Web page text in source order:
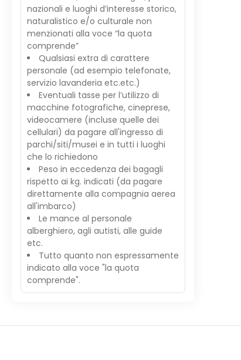
nazionali e luoghi d’interesse storico,
naturalistico e/o culturale non
menzionati alla voce “la quota
comprende”
Qualsiasi extra di carattere
personale (ad esempio telefonate,
servizio lavanderia etc.etc.)
Eventuali tasse per l’utilizzo di
macchine fotografiche, cineprese,
videocamere (incluse quelle dei
cellulari) da pagare all'ingresso di
parchi/siti/musei e in tutti i luoghi
che lo richiedono
Peso in eccedenza dei bagagli
rispetto ai kg. indicati (da pagare
direttamente alla compagnia aerea
all'imbarco)
Le mance al personale
alberghiero, agli autisti, alle guide
etc.
Tutto quanto non espressamente
indicato alla voce "la quota
comprende".